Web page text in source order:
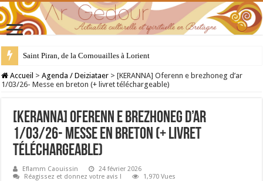
Saint Piran, de la Cornouailles à Lorient
28 juillet : Saint Samson de Dol, père de la Bretagne chrétienne
Accueil > Agenda / Deiziataer > [KERANNA] Oferenn e brezhoneg d’ar
1/03/26- Messe en breton (+ livret téléchargeable)
[KERANNA] Oferenn e brezhoneg d’ar
1/03/26- Messe en breton (+ livret
téléchargeable)
Eflamm Caouissin
24 février 2026
Réagissez et donnez votre avis !
1,970 Vues